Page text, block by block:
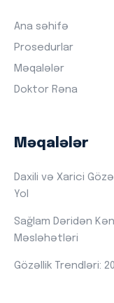
Ana səhifə
Prosedurlar
Məqalələr
Doktor Rəna
Məqalələr
Daxili və Xarici
Yol
Sağlam Dəridən
Məsləhətləri
Gözəllik Trendləri: